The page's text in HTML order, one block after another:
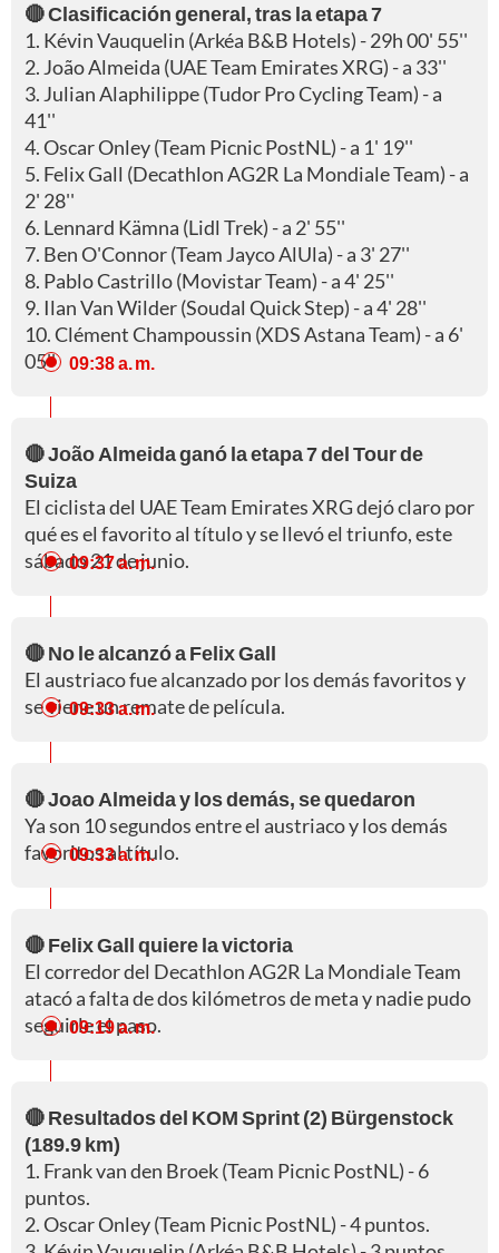
🔴 Clasificación general, tras la etapa 7
1. Kévin Vauquelin (Arkéa B&B Hotels) - 29h 00' 55''
2. João Almeida (UAE Team Emirates XRG) - a 33''
3. Julian Alaphilippe (Tudor Pro Cycling Team) - a
41''
4. Oscar Onley (Team Picnic PostNL) - a 1' 19''
5. Felix Gall (Decathlon AG2R La Mondiale Team) - a
2' 28''
6. Lennard Kämna (Lidl Trek) - a 2' 55''
7. Ben O'Connor (Team Jayco AlUla) - a 3' 27''
8. Pablo Castrillo (Movistar Team) - a 4' 25''
9. Ilan Van Wilder (Soudal Quick Step) - a 4' 28''
10. Clément Champoussin (XDS Astana Team) - a 6'
05''
09:38 a. m.
🔴 João Almeida ganó la etapa 7 del Tour de
Suiza
El ciclista del UAE Team Emirates XRG dejó claro por
qué es el favorito al título y se llevó el triunfo, este
sábado 21 de junio.
09:37 a. m.
🔴 No le alcanzó a Felix Gall
El austriaco fue alcanzado por los demás favoritos y
se viene un remate de película.
09:33 a. m.
🔴 Joao Almeida y los demás, se quedaron
Ya son 10 segundos entre el austriaco y los demás
favoritos al título.
09:33 a. m.
🔴 Felix Gall quiere la victoria
El corredor del Decathlon AG2R La Mondiale Team
atacó a falta de dos kilómetros de meta y nadie pudo
seguirle el paso.
09:19 a. m.
🔴 Resultados del KOM Sprint (2) Bürgenstock
(189.9 km)
1. Frank van den Broek (Team Picnic PostNL) - 6
puntos.
2. Oscar Onley (Team Picnic PostNL) - 4 puntos.